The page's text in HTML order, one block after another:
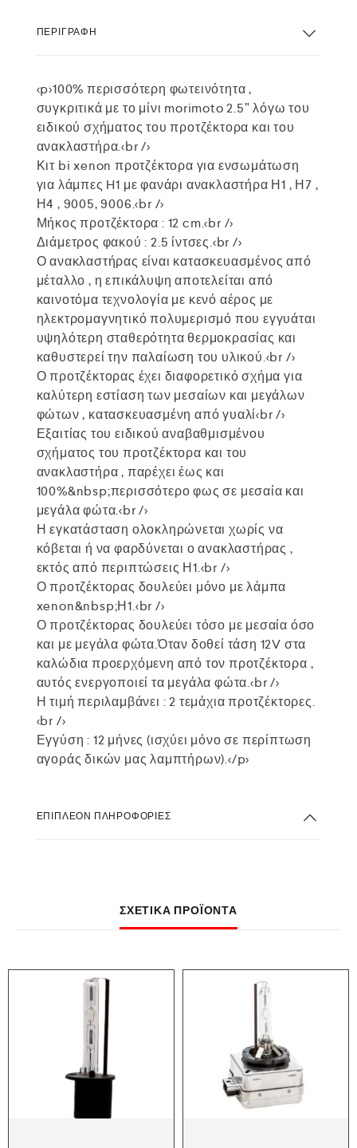
ΠΕΡΙΓΡΑΦΉ
<p>100% περισσότερη φωτεινότητα ,
συγκριτικά με το μίνι morimoto 2.5” λόγω του
ειδικού σχήματος του προτζέκτορα και του
ανακλαστήρα.<br />
Κιτ bi xenon προτζέκτορα για ενσωμάτωση
για λάμπες H1 με φανάρι ανακλαστήρα Η1 , Η7 ,
Η4 , 9005, 9006.<br />
Μήκος προτζέκτορα : 12 cm.<br />
Διάμετρος φακού : 2.5 ίντσες.<br />
Ο ανακλαστήρας είναι κατασκευασμένος από
μέταλλο , η επικάλυψη αποτελείται από
καινοτόμα τεχνολογία με κενό αέρος με
ηλεκτρομαγνητικό πολυμερισμό που εγγυάται
υψηλότερη σταθερότητα θερμοκρασίας και
καθυστερεί την παλαίωση του υλικού.<br />
Ο προτζέκτορας έχει διαφορετικό σχήμα για
καλύτερη εστίαση των μεσαίων και μεγάλων
φώτων , κατασκευασμένη από γυαλί<br />
Εξαιτίας του ειδικού αναβαθμισμένου
σχήματος του προτζέκτορα και του
ανακλαστήρα , παρέχει έως και
100%&nbsp;περισσότερο φως σε μεσαία και
μεγάλα φώτα.<br />
Η εγκατάσταση ολοκληρώνεται χωρίς να
κόβεται ή να φαρδύνεται ο ανακλαστήρας ,
εκτός από περιπτώσεις Η1.<br />
Ο προτζέκτορας δουλεύει μόνο με λάμπα
xenon&nbsp;Η1.<br />
Ο προτζέκτορας δουλεύει τόσο με μεσαία όσο
και με μεγάλα φώτα.Όταν δοθεί τάση 12V στα
καλώδια προερχόμενη από τον προτζέκτορα ,
αυτός ενεργοποιεί τα μεγάλα φώτα.<br />
Η τιμή περιλαμβάνει : 2 τεμάχια προτζέκτορες.
<br />
Εγγύση : 12 μήνες (ισχύει μόνο σε περίπτωση
αγοράς δικών μας λαμπτήρων).</p>
ΕΠΙΠΛΈΟΝ ΠΛΗΡΟΦΟΡΊΕΣ
ΣΧΕΤΙΚΆ ΠΡΟΪΌΝΤΑ